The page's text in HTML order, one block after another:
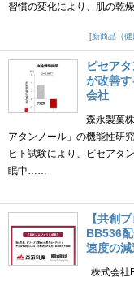
習慣の変化により、肌の乾
新商品（健
ピセア
が改善
会社
森永製菓
アタンノール」の機能性研
ヒト試験により、ピセアタ
眠中……
【共創
BB536
速度の
株式会社